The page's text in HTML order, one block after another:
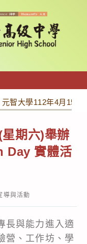
元智大學112年4月15日
期六)舉辦
Day 實體活
導與活動
長與能力進入適
營、工作坊、學